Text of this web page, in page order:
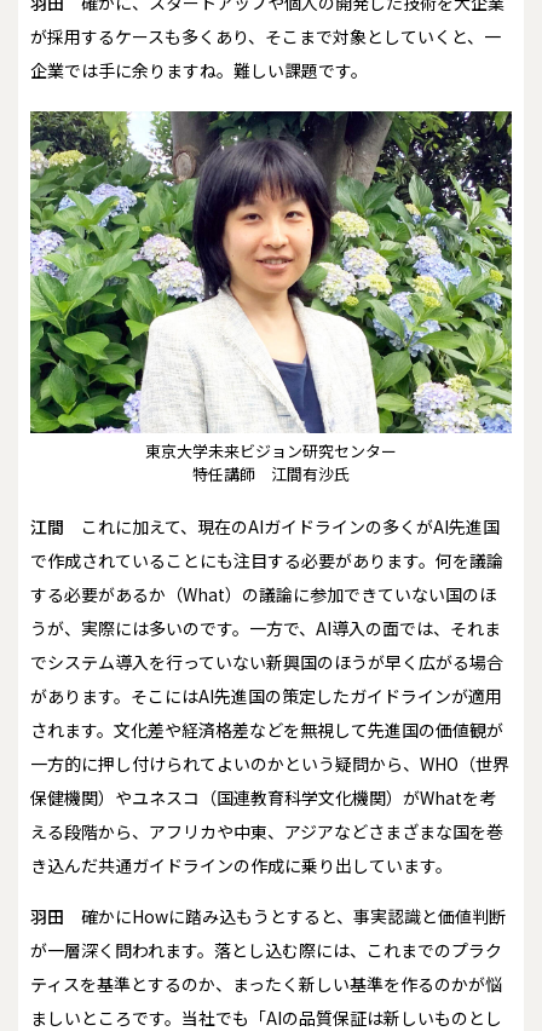
が採用するケースも多くあり、そこまで対象としていくと、一
企業では手に余りますね。難しい課題です。
東京大学未来ビジョン研究センター
特任講師 江間有沙氏
江間 これに加えて、現在のAIガイドラインの多くがAI先進国
で作成されていることにも注目する必要があります。何を議論
する必要があるか（What）の議論に参加できていない国のほ
うが、実際には多いのです。一方で、AI導入の面では、それま
でシステム導入を行っていない新興国のほうが早く広がる場合
があります。そこにはAI先進国の策定したガイドラインが適用
されます。文化差や経済格差などを無視して先進国の価値観が
一方的に押し付けられてよいのかという疑問から、WHO（世界
保健機関）やユネスコ（国連教育科学文化機関）がWhatを考
える段階から、アフリカや中東、アジアなどさまざまな国を巻
き込んだ共通ガイドラインの作成に乗り出しています。
羽田 確かにHowに踏み込もうとすると、事実認識と価値判断
が一層深く問われます。落とし込む際には、これまでのプラク
ティスを基準とするのか、まったく新しい基準を作るのかが悩
ましいところです。当社でも「AIの品質保証は新しいものとし